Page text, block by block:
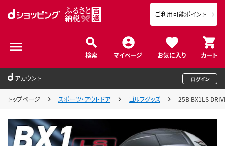
検索 マイページ お気に入り カート
ご利用可能ポイント
アカウント ログイン
トップページ スポーツ・アウトドア ゴルフグッズ 25B BX1LS